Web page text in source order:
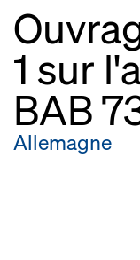
1 sur
BAB
Allemagne